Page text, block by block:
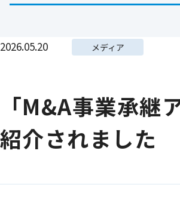
2026.05.20 メディア
「M&A事業承
紹介されました